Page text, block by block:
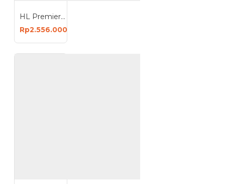
HL Premier Cut 40 Inverter Mesin Las Industri Travo Welding 6.2 kVA
Rp2.556.000